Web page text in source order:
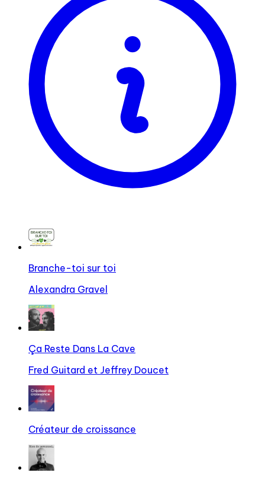
Branche-toi sur toi
Alexandra Gravel
Ça Reste Dans La Cave
Fred Guitard et Jeffrey Doucet
Créateur de croissance